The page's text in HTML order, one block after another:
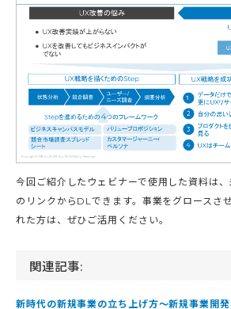
今回ご紹介したウェビナーで使用した資料は
のリンクからDLできます。事業をグロースさ
れた方は、ぜひご活用ください。
関連記事:
新時代の新規事業の立ち上げ方〜新規事業開